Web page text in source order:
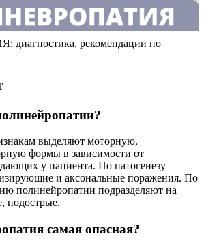
рекомендации по
выделяют моторную,
формы в зависимости от
у пациента. По патогенезу
и аксональные поражения. По
полинейропатии подразделяют на
подострые.
самая опасная?